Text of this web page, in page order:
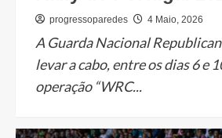
progressoparedes 4 Maio, 2026
A Guarda Nacional
levar a cabo, entre os dias 6 e
operação “WRC...